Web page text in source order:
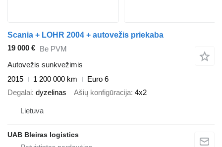
Scania + LOHR 2004 + autovežis priekaba
19 000 € Be PVM
Autovežis sunkvežimis
2015
1 200 000 km
Euro 6
Degalai dyzelinas Ašių konfigūracija 4x2
Lietuva
UAB Bleiras logistics